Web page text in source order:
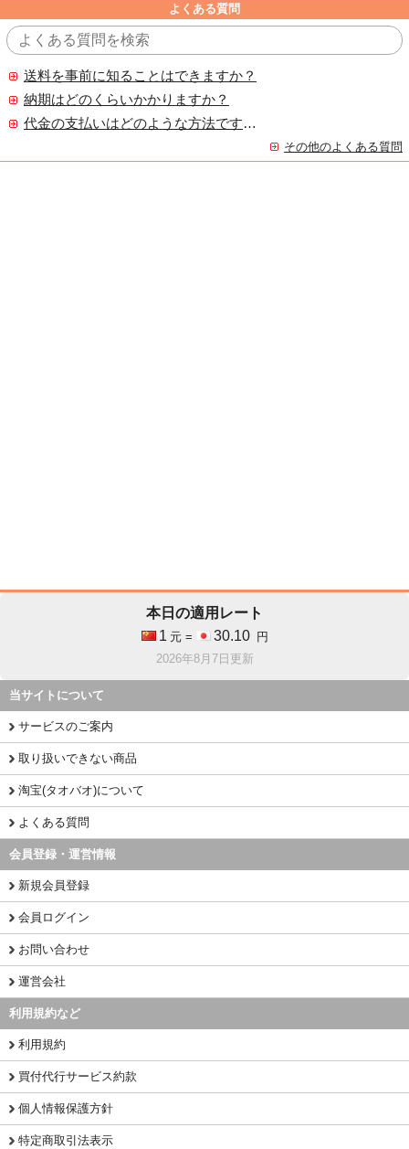
よくある質問
送料を事前に知ることはできますか？
納期はどのくらいかかりますか？
代金の支払いはどのような方法ですか？
その他のよくある質問
本日の適用レート
1 元 = 30.10
円
2026年8月7日更新
当サイトについて
サービスのご案内
取り扱いできない商品
淘宝(タオバオ)について
よくある質問
会員登録・運営情報
新規会員登録
会員ログイン
お問い合わせ
運営会社
利用規約など
利用規約
買付代行サービス約款
個人情報保護方針
特定商取引法表示